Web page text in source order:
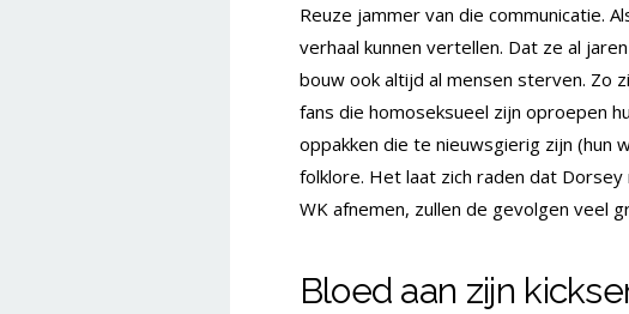
Reuze jammer van die communicatie.
verhaal kunnen vertellen. Dat ze al
bouw ook altijd al mensen sterven. Zo
fans die homoseksueel zijn oproepen
oppakken die te nieuwsgierig zijn (hun
folklore. Het laat zich raden dat
WK afnemen, zullen de gevolgen veel
Bloed aan zijn